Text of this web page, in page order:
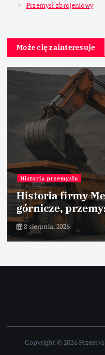
Przemysł zbrojeniowy
Może cię zainteresuje
Historia przemysłu
Historia firmy
górnicze,
8 sierpnia, 2026
Copyright © 2026